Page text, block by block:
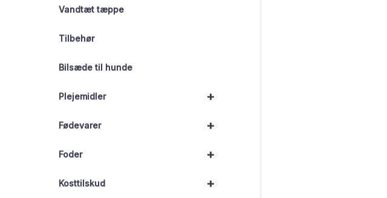
Vandtæt tæppe
Tilbehør
Bilsæde til hunde
+
Plejemidler
+
Fødevarer
+
Foder
+
Kosttilskud